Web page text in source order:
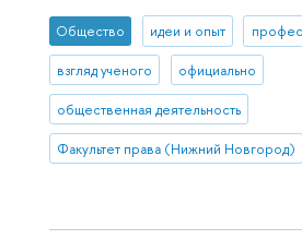
Общество идеи и опыт
взгляд ученого официально
общественная деятельность
Факультет права (Нижний Новгород)